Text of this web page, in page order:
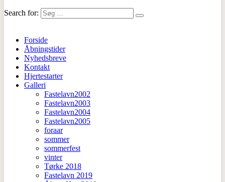
Search for:
Forside
Åbningstider
Nyhedsbreve
Kontakt
Hjertestarter
Galleri
Fastelavn2002
Fastelavn2003
Fastelavn2004
Fastelavn2005
foraar
sommer
sommerfest
vinter
Tørke 2018
Fastelavn 2019